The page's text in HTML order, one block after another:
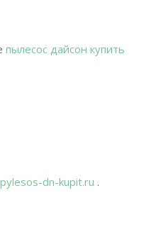
пылесос дайсон купить
pylesos-dn-kupit.ru .